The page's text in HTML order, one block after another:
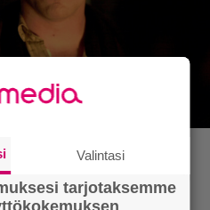
Nolanin viiden tähden
hienosti kirjoitettu
Valintasi
tarjotaksemme